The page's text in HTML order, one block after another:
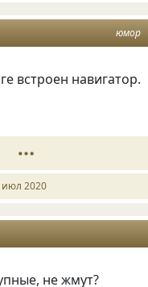
юмор
встроен навигатор.
июл 2020
не жмут?